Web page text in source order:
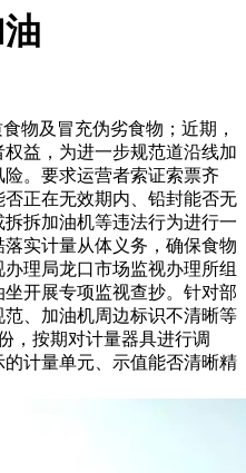
及冒充伪劣食物；近期，
益，为进一步规范道沿线加
。要求运营者索证索票齐
正在无效期内、铅封能否无
拆加油机等违法行为进行一
实计量从体义务，确保食物
理局龙口市场监视办理所组
开展专项监视查抄。针对部
、加油机周边标识不清晰等
，按期对计量器具进行调
计量单元、示值能否清晰精